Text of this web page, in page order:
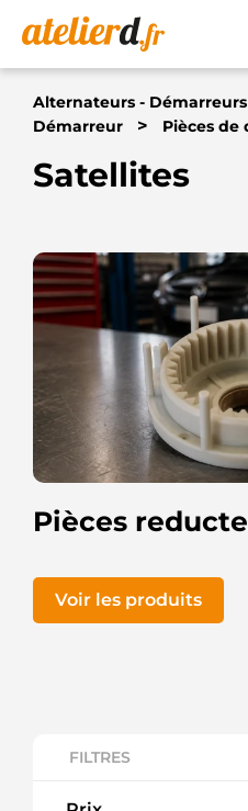
Alternateurs - Démarreurs
Démarreur
> Pièces de
Satellites
FILTRES
Pièces
Voir les produits